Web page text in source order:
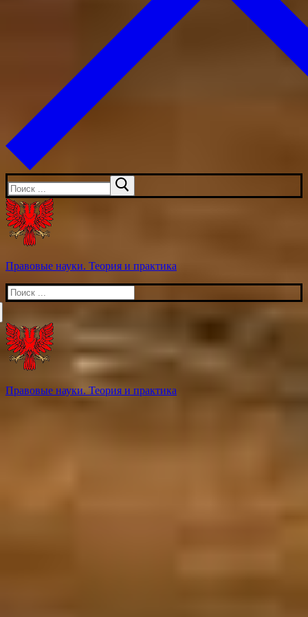
Искать:
Правовые науки. Теория и практика
Искать:
Правовые науки. Теория и практика